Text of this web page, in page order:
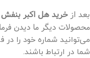
بعد ازخرید هل اکبر
محصولات دیگر ما دیدن
می‌توانید شماره خود را در
شما در ارتباط باشند.